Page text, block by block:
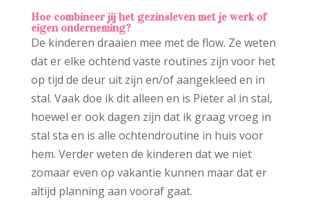
Hoe combineer jij het gezinsleven met je werk of
eigen onderneming?
De kinderen draaien mee met de flow. Ze weten
dat er elke ochtend vaste routines zijn voor het
op tijd de deur uit zijn en/of aangekleed en in
stal. Vaak doe ik dit alleen en is Pieter al in stal,
hoewel er ook dagen zijn dat ik graag vroeg in
stal sta en is alle ochtendroutine in huis voor
hem. Verder weten de kinderen dat we niet
zomaar even op vakantie kunnen maar dat er
altijd planning aan vooraf gaat.